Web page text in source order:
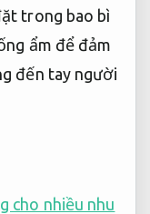
trong bao bì
ẩm để đảm
đến tay người
cho nhiều nhu